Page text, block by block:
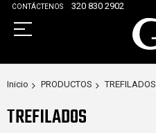
CONTÁCTENOS 320 830 2902
Inicio PRODUCTOS TREFILADOS
TREFILADOS